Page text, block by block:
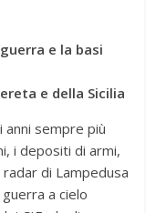
e la basi
e della Sicilia
anni sempre più
i depositi di armi,
di Lampedusa
a cielo